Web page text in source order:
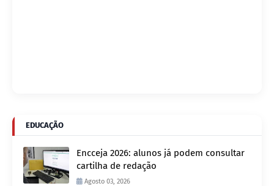
EDUCAÇÃO
Encceja 2026: alunos já podem consultar
cartilha de redação
Agosto 03, 2026